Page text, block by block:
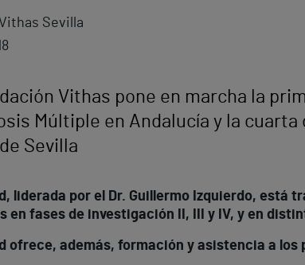
Sevilla
Vithas pone en marcha la
Múltiple en Andalucía y la cuarta
Sevilla
liderada por el Dr. Guillermo Izquierdo,
en fases de investigación II, III y IV, y en
ofrece, además, formación y asistencia a